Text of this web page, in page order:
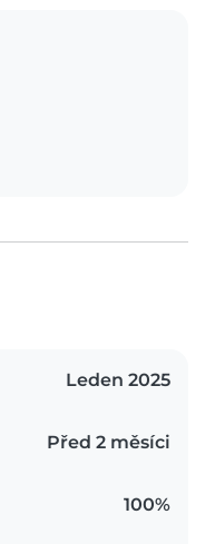
Leden 2025
Před 2 měsíci
100%